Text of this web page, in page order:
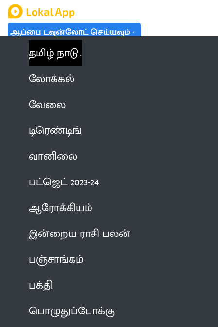
ஆப்பை டவுன்லோட் செய்யவும்
தமிழ் நாடு
லோக்கல்
வேலை
டிரெண்டிங்
வானிலை
பட்ஜெட் 2023-24
ஆரோக்கியம்
இன்றைய ராசி பலன்
பஞ்சாங்கம்
பக்தி
பொழுதுப்போக்கு